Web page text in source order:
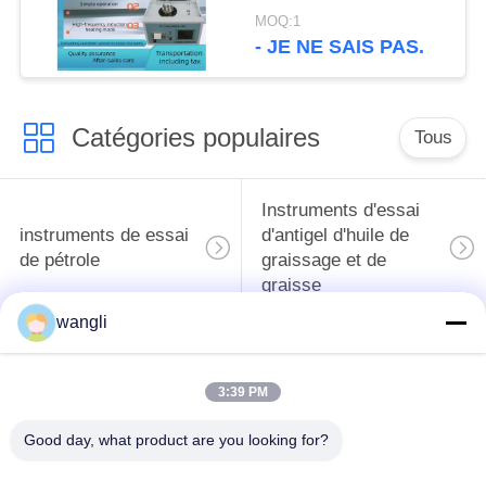
contrôle d'huile isolante
de transformateur
MOQ:1
- JE NE SAIS PAS.
Catégories populaires Tous
instruments de essai
de pétrole
Instruments d'essai
d'antigel d'huile de
graissage et de
graisse
Équipement d'essai
transformateur
wangli
3:39 PM
Good day, what product are you looking for?